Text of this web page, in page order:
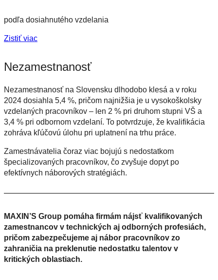
podľa dosiahnutého vzdelania
Zistiť viac
Nezamestnanosť
Nezamestnanosť na Slovensku dlhodobo klesá a v roku
2024 dosiahla 5,4 %, pričom najnižšia je u vysokoškolsky
vzdelaných pracovníkov – len 2 % pri druhom stupni VŠ a
3,4 % pri odbornom vzdelaní. To potvrdzuje, že kvalifikácia
zohráva kľúčovú úlohu pri uplatnení na trhu práce.
Zamestnávatelia čoraz viac bojujú s nedostatkom
špecializovaných pracovníkov, čo zvyšuje dopyt po
efektívnych náborových stratégiách.
MAXIN’S Group pomáha firmám nájsť kvalifikovaných
zamestnancov v technických aj odborných profesiách,
pričom zabezpečujeme aj nábor pracovníkov zo
zahraničia na preklenutie nedostatku talentov v
kritických oblastiach.